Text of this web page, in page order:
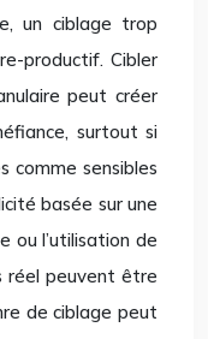
un ciblage trop
productif. Cibler
peut créer
surtout si
comme sensibles
basée sur une
ou l’utilisation de
réel peuvent être
de ciblage peut